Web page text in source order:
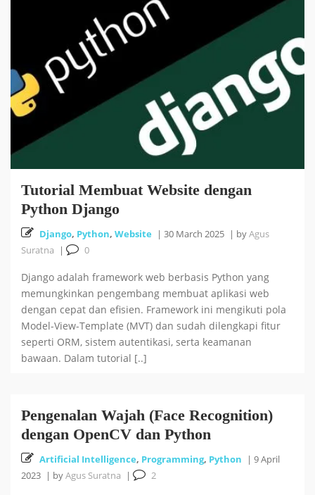
Cara Install HUSTOJ (HUST Online Judge) di Ubuntu
24.04 LTS 26 October 2025
Cara Mencari Jurnal dengan mudah di Publish or Perish
5 October 2025
September 2025
Tutorial Bahasa R : #4 Fungsi dan Kontrol Aliran di R
Tutorial Membuat Website dengan
Python Django
Django, Python, Website | 30 March 2025 | byAgus
Suratna
| 0
Django adalah framework web berbasis Python yang
memungkinkan pengembang membuat aplikasi web
dengan cepat dan efisien. Framework ini mengikuti pola
Model-View-Template (MVT) dan sudah dilengkapi fitur
seperti ORM, sistem autentikasi, serta keamanan
bawaan. Dalam tutorial [..]
Pengenalan Wajah (Face Recognition)
dengan OpenCV dan Python
Artificial Intelligence, Programming, Python | 9 April
2023 | byAgus Suratna | 2